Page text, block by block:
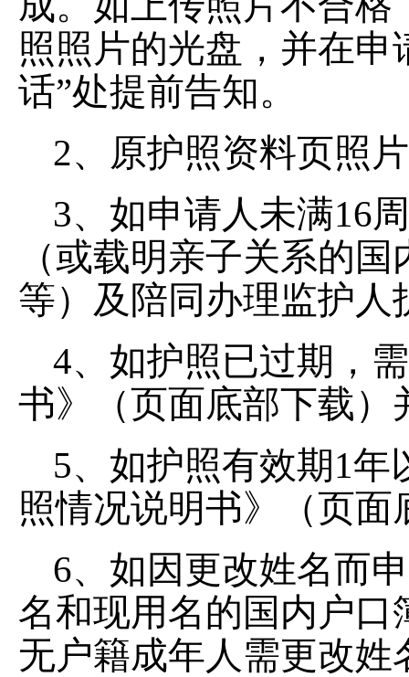
照照片的光盘，并在申
话”处提前告知。
2、原护照资料页照
3、如申请人未满16
（或载明亲子关系的
等）及陪同办理监护人
4、如护照已过期，
书》（页面底部下载）
5、如护照有效期1
照情况说明书》（页
6、如因更改姓名而
名和现用名的国内户
无户籍成年人需更改